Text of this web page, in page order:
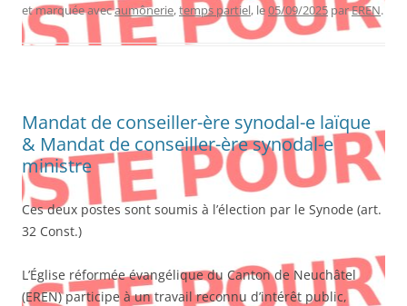
et marquée avecaumônerie,temps partiel, le05/09/2025 parEREN.
Mandat de conseiller-ère synodal-e laïque
& Mandat de conseiller-ère synodal-e
ministre
Ces deux postes sont soumis à l’élection par le Synode (art.
32 Const.)
L’Église réformée évangélique du Canton de Neuchâtel
(EREN) participe à un travail reconnu d’intérêt public,